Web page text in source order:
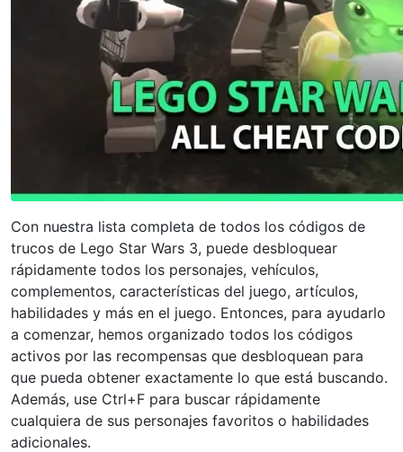
Con nuestra lista completa de todos los códigos de
trucos de Lego Star Wars 3, puede desbloquear
rápidamente todos los personajes, vehículos,
complementos, características del juego, artículos,
habilidades y más en el juego. Entonces, para ayudarlo
a comenzar, hemos organizado todos los códigos
activos por las recompensas que desbloquean para
que pueda obtener exactamente lo que está buscando.
Además, use Ctrl+F para buscar rápidamente
cualquiera de sus personajes favoritos o habilidades
adicionales.